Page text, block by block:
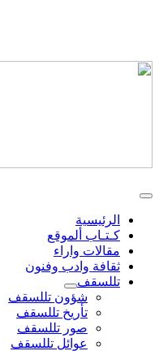
الرئيسية
كـتـاب ألموقع
مقالات واراء
ثقافة وادب وفنون
تللسقف
شؤون تللسقف
تأريخ تللسقف
صور تللسقف
عوائل تللسقف